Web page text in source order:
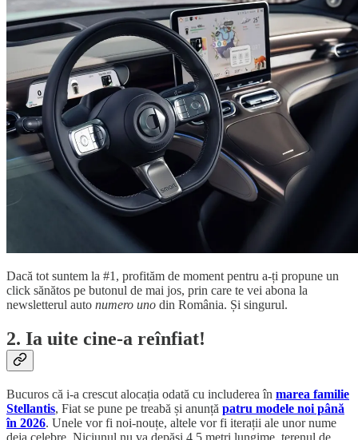
Dacă tot suntem la #1, profităm de moment pentru a-ți propune un
click sănătos pe butonul de mai jos, prin care te vei abona la
newsletterul auto numero uno din România. Și singurul.
2. Ia uite cine-a reînfiat!
Bucuros că i-a crescut alocația odată cu includerea în marea familie
Stellantis, Fiat se pune pe treabă și anunță patru modele noi până
în 2026. Unele vor fi noi-nouțe, altele vor fi iterații ale unor nume
deja celebre. Niciunul nu va depăși 4,5 metri lungime, terenul de